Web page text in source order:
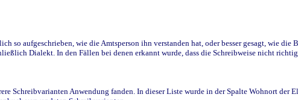
aufgeschrieben, wie die Amtsperson ihn verstanden hat, oder besser gesagt, wie die
Dialekt. In den Fällen bei denen erkannt wurde, dass die Schreibweise nicht
Schreibvarianten Anwendung fanden. In dieser Liste wurde in der Spalte Wohnort der